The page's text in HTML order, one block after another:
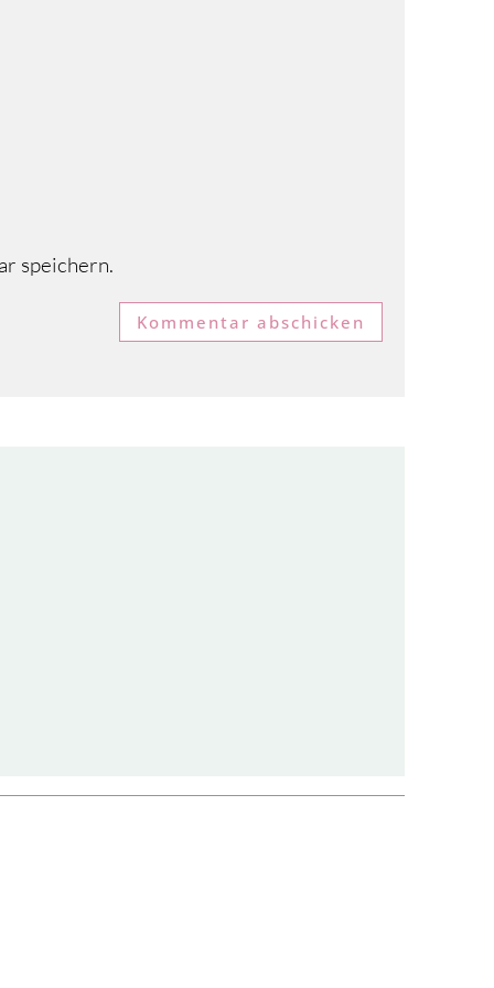
speichern.
Kommentar abschicken